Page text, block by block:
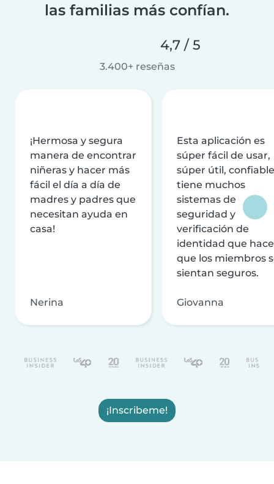
las familias más confían.
4,7 / 5
3.400+ reseñas
¡Hermosa y segura
manera de encontrar
niñeras y hacer más
fácil el día a día de
madres y padres que
necesitan ayuda en
casa!
Nerina
Esta aplicación es
súper fácil de usar,
súper útil,
tiene muchos
sistemas de
seguridad y
verificación de
identidad que
que los miembros
sientan seguros.
Giovanna
¡Inscribeme!